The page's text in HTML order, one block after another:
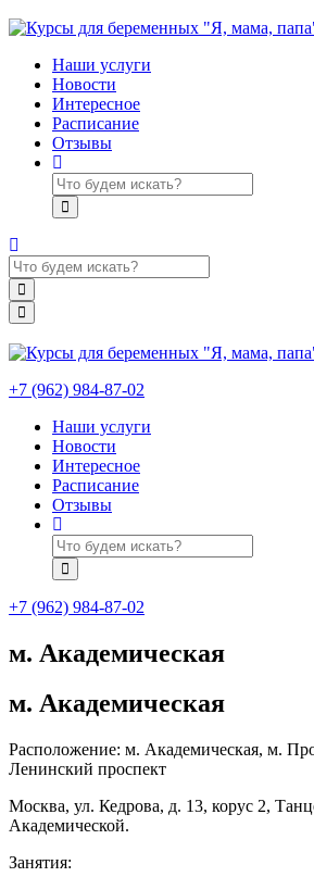
Наши услуги
Новости
Интересное
Расписание
Отзывы
+7 (962) 984-87-02
Наши услуги
Новости
Интересное
Расписание
Отзывы
+7 (962) 984-87-02
м. Академическая
м. Академическая
Расположение: м. Академическая, м.
Ленинский проспект
Москва, ул. Кедрова, д. 13, корус 2,
Академической.
Занятия: